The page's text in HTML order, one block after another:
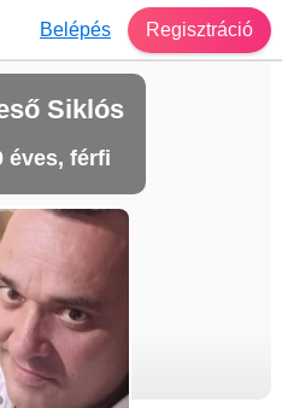
Belépés Regisztráció
Siklós
éves, férfi